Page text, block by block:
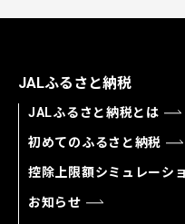
JALふるさと納税
JALふるさと納税とは
初めてのふるさと納税
控除上限額シミュレーシ
お知らせ